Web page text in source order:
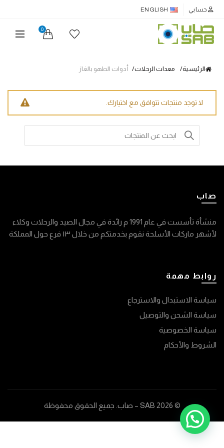
حسابي ENGLISH
0
الرئيسية معدات الرحلات أدوات الطهو بالغاز
لا توجد منتجات تتوافق مع اختيارك.
Search
for:
صاب
منشأة تأسست في عام 1991 م رائدة في مجال الصيد والرحلات وكلاء
لأشهر ماركات الأسلحة نقوم بخدمتكم من خلال ١٣ فرع حول المملكة
روابط مهمة
سياسة الاستبدال والاسترجاع
سياسة الشحن والتوصيل
سياسة الخصوصية
الشروط والأحكام
© 2026 SAB – صاب . جميع الحقوق محفوظة